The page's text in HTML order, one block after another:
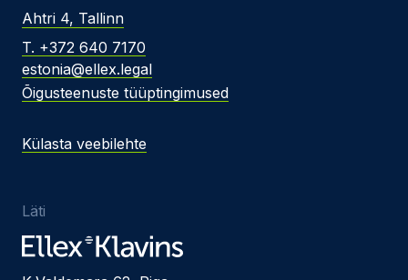
Ahtri 4, Tallinn
T. +372 640 7170
estonia@ellex.legal
Õigusteenuste tüüptingimused
Külasta veebilehte
Läti